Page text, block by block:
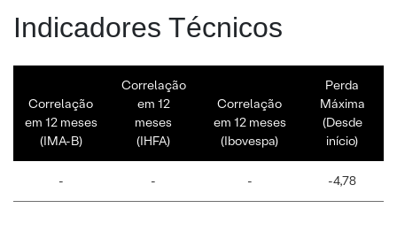
Indicadores Técnicos
Correlação
em 12 meses
(IMA-B)
Correlação
em 12
meses
(IHFA)
Correlação
em 12 meses
(Ibovespa)
Perda
Máxima
(Desde
início)
- - - -4,78